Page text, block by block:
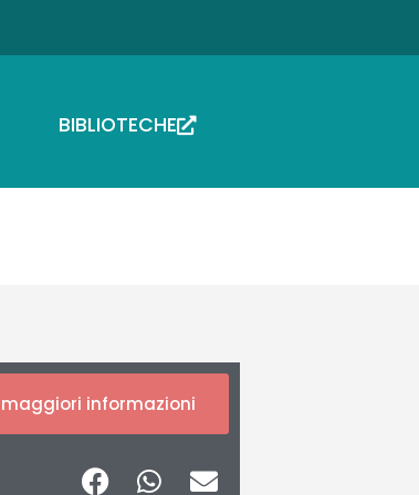
BIBLIOTECHE
informazioni